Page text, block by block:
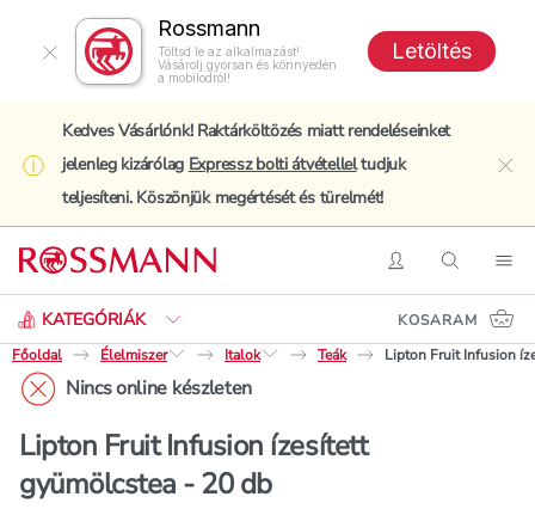
Rossmann
Töltsd le az alkalmazást!
Vásárolj gyorsan és könnyedén
a mobilodról!
Letöltés
Kedves Vásárlónk! Raktárköltözés miatt rendeléseinket
jelenleg kizárólag Expressz bolti átvételleltudjuk
teljesíteni. Köszönjük megértését és türelmét!
BelépésKeresés
KATEGÓRIÁK
Keresés
KOSARAM
Főoldal
Élelmiszer Italok Teák Lipton Fruit Infusion
Nincs online készleten
Lipton Fruit Infusion ízesített
gyümölcstea - 20 db